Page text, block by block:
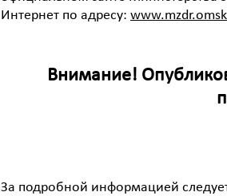
Интернет по адресу:
Внимание!
За подробной информацией